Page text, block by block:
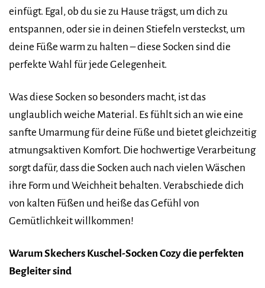
einfügt. Egal, ob du sie zu Hause trägst, um dich zu
entspannen, oder sie in deinen Stiefeln versteckst, um
deine Füße warm zu halten – diese Socken sind die
perfekte Wahl für jede Gelegenheit.
Was diese Socken so besonders macht, ist das
unglaublich weiche Material. Es fühlt sich an wie eine
sanfte Umarmung für deine Füße und bietet gleichzeitig
atmungsaktiven Komfort. Die hochwertige Verarbeitung
sorgt dafür, dass die Socken auch nach vielen Wäschen
ihre Form und Weichheit behalten. Verabschiede dich
von kalten Füßen und heiße das Gefühl von
Gemütlichkeit willkommen!
Warum Skechers Kuschel-Socken Cozy die perfekten
Begleiter sind